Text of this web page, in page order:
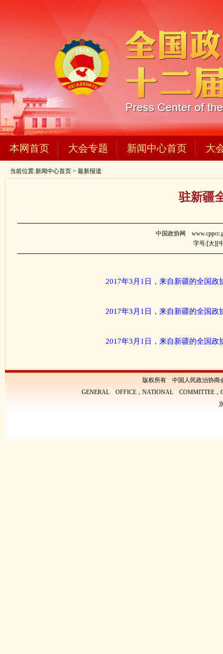
本网首页 大会专题 新闻中心首页 大
当前位置:新闻中心首页 > 最新报道
驻新疆
中国政协网
字号:[大][
2017年3月1日，来自新疆的全国
2017年3月1日，来自新疆的全国
2017年3月1日，来自新疆的全国
版权所有 中国人民政治协商
GENERAL OFFICE，NATIONAL COMMITTEE，